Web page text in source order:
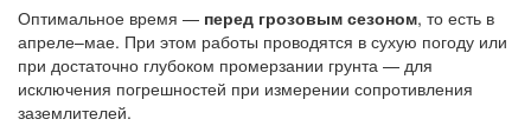
Оптимальное время — перед грозовым сезоном, то есть в
апреле–мае. При этом работы проводятся в сухую погоду или
при достаточно глубоком промерзании грунта — для
исключения погрешностей при измерении сопротивления
заземлителей.